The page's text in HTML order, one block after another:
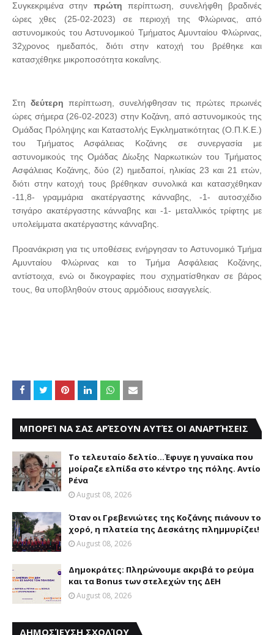
Συγκεκριμένα στην πρώτη περίπτωση, συνελήφθη βραδινές
ώρες χθες (25-02-2023) σε περιοχή της Φλώρινας,
από
αστυνομικούς του Αστυνομικού Τμήματος Αμυνταίου Φλώρινας
32χρονος ημεδαπός, διότιστην κατοχή του
βρέθηκε και
κατασχέθηκε μικροποσότητα κοκαΐνης.
Στη δεύτερη περίπτωση, συνελήφθησαν τις πρώτες πρωινές
ώρες σήμερα (26-02-2023) στην Κοζάνη, από αστυνομικούς της
Ομάδας Πρόληψης και Καταστολής Εγκληματικότητας (Ο.Π.Κ.Ε.)
του Τμήματος Ασφάλειας Κοζάνης σε συνεργασία με
αστυνομικούς της Ομάδας Δίωξης Ναρκωτικών του Τμήματος
Ασφάλειας Κοζάνης, δύο (2) ημεδαποί, ηλικίας 23 και 21 ετών,
διότι στην κατοχή τους βρέθηκαν συνολικά και κατασχέθηκαν
-11,8- γραμμάρια ακατέργαστης κάνναβης, -1- αυτοσχέδιο
τσιγάρο ακατέργαστης κάνναβης και -1- μεταλλικός τρίφτης με
υπολείμματα ακατέργαστης κάνναβης.
Προανάκριση για τις υποθέσεις ενήργησαν το Αστυνομικό Τμήμα
Αμυνταίου Φλώρινας και το Τμήμα Ασφάλειας Κοζάνης,
αντίστοιχα, ενώ οι δικογραφίες που σχηματίσθηκαν σε βάρος
τους, θα υποβληθούν στους αρμόδιους εισαγγελείς.
ΜΠΟΡΕΊ ΝΑ ΣΑΣ ΑΡΈΣΟΥΝ ΑΥΤΈΣ ΟΙ ΑΝΑΡΤΉΣΕΙΣ
Το τελευταίο δελτίο...Έφυγε η γυναίκα που
μοίραζε ελπίδα στο κέντρο της πόλης. Αντίο
Ρένα
August 08, 2026
Όταν οι Γρεβενιώτες της Κοζάνης πιάνουν το
χορό, η πλατεία της Δεσκάτης πλημμυρίζει!
August 08, 2026
Δημοκράτες: Πληρώνουμε ακριβά το ρεύμα
και τα Bonus των στελεχών της ΔΕΗ
August 08, 2026
ΔΗΜΟΣΊΕΥΣΗ ΣΧΟΛΊΟΥ